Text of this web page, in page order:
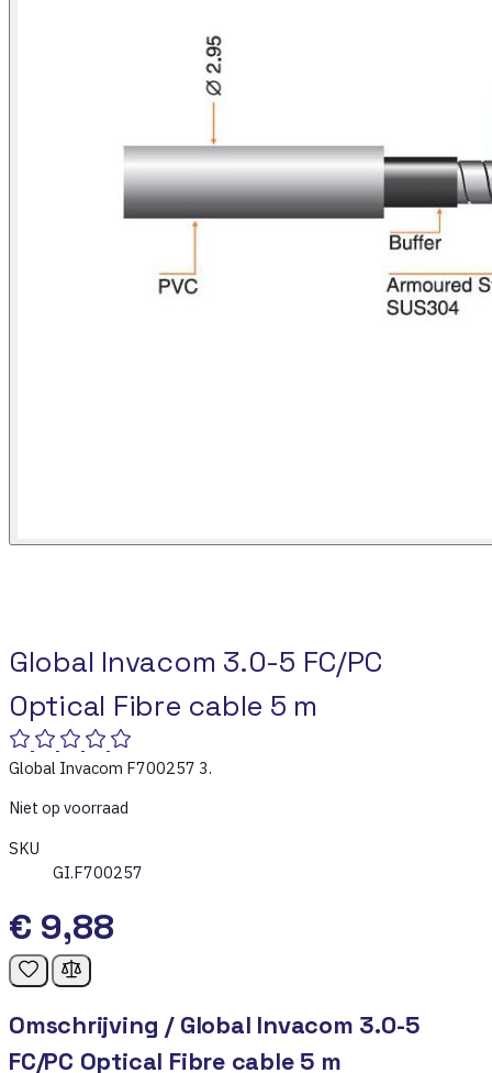
Global Invacom 3.0-5 FC/PC
Optical Fibre cable 5 m
Global Invacom F700257 3.
Niet op voorraad
SKU
GI.F700257
€ 9,88
Omschrijving / Global Invacom 3.0-5
FC/PC Optical Fibre cable 5 m